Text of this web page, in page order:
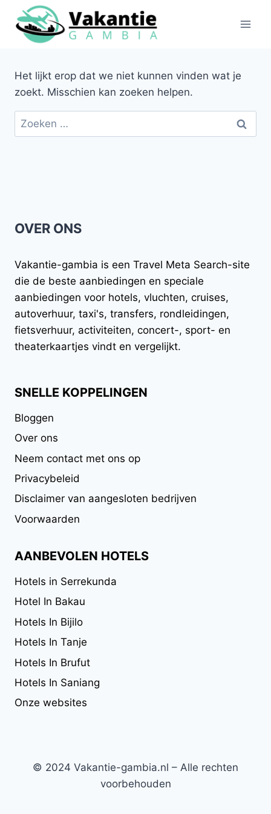
Doorgaan
naar
inhoud
Het lijkt erop dat we niet kunnen vinden wat je
zoekt. Misschien kan zoeken helpen.
Zoeken
naar:
OVER ONS
Vakantie-gambia is een Travel Meta Search-site
die de beste aanbiedingen en speciale
aanbiedingen voor hotels, vluchten, cruises,
autoverhuur, taxi's, transfers, rondleidingen,
fietsverhuur, activiteiten, concert-, sport- en
theaterkaartjes vindt en vergelijkt.
SNELLE KOPPELINGEN
Bloggen
Over ons
Neem contact met ons op
Privacybeleid
Disclaimer van aangesloten bedrijven
Voorwaarden
AANBEVOLEN HOTELS
Hotels in Serrekunda
Hotel In Bakau
Hotels In Bijilo
Hotels In Tanje
Hotels In Brufut
Hotels In Saniang
Onze websites
© 2024 Vakantie-gambia.nl – Alle rechten
voorbehouden